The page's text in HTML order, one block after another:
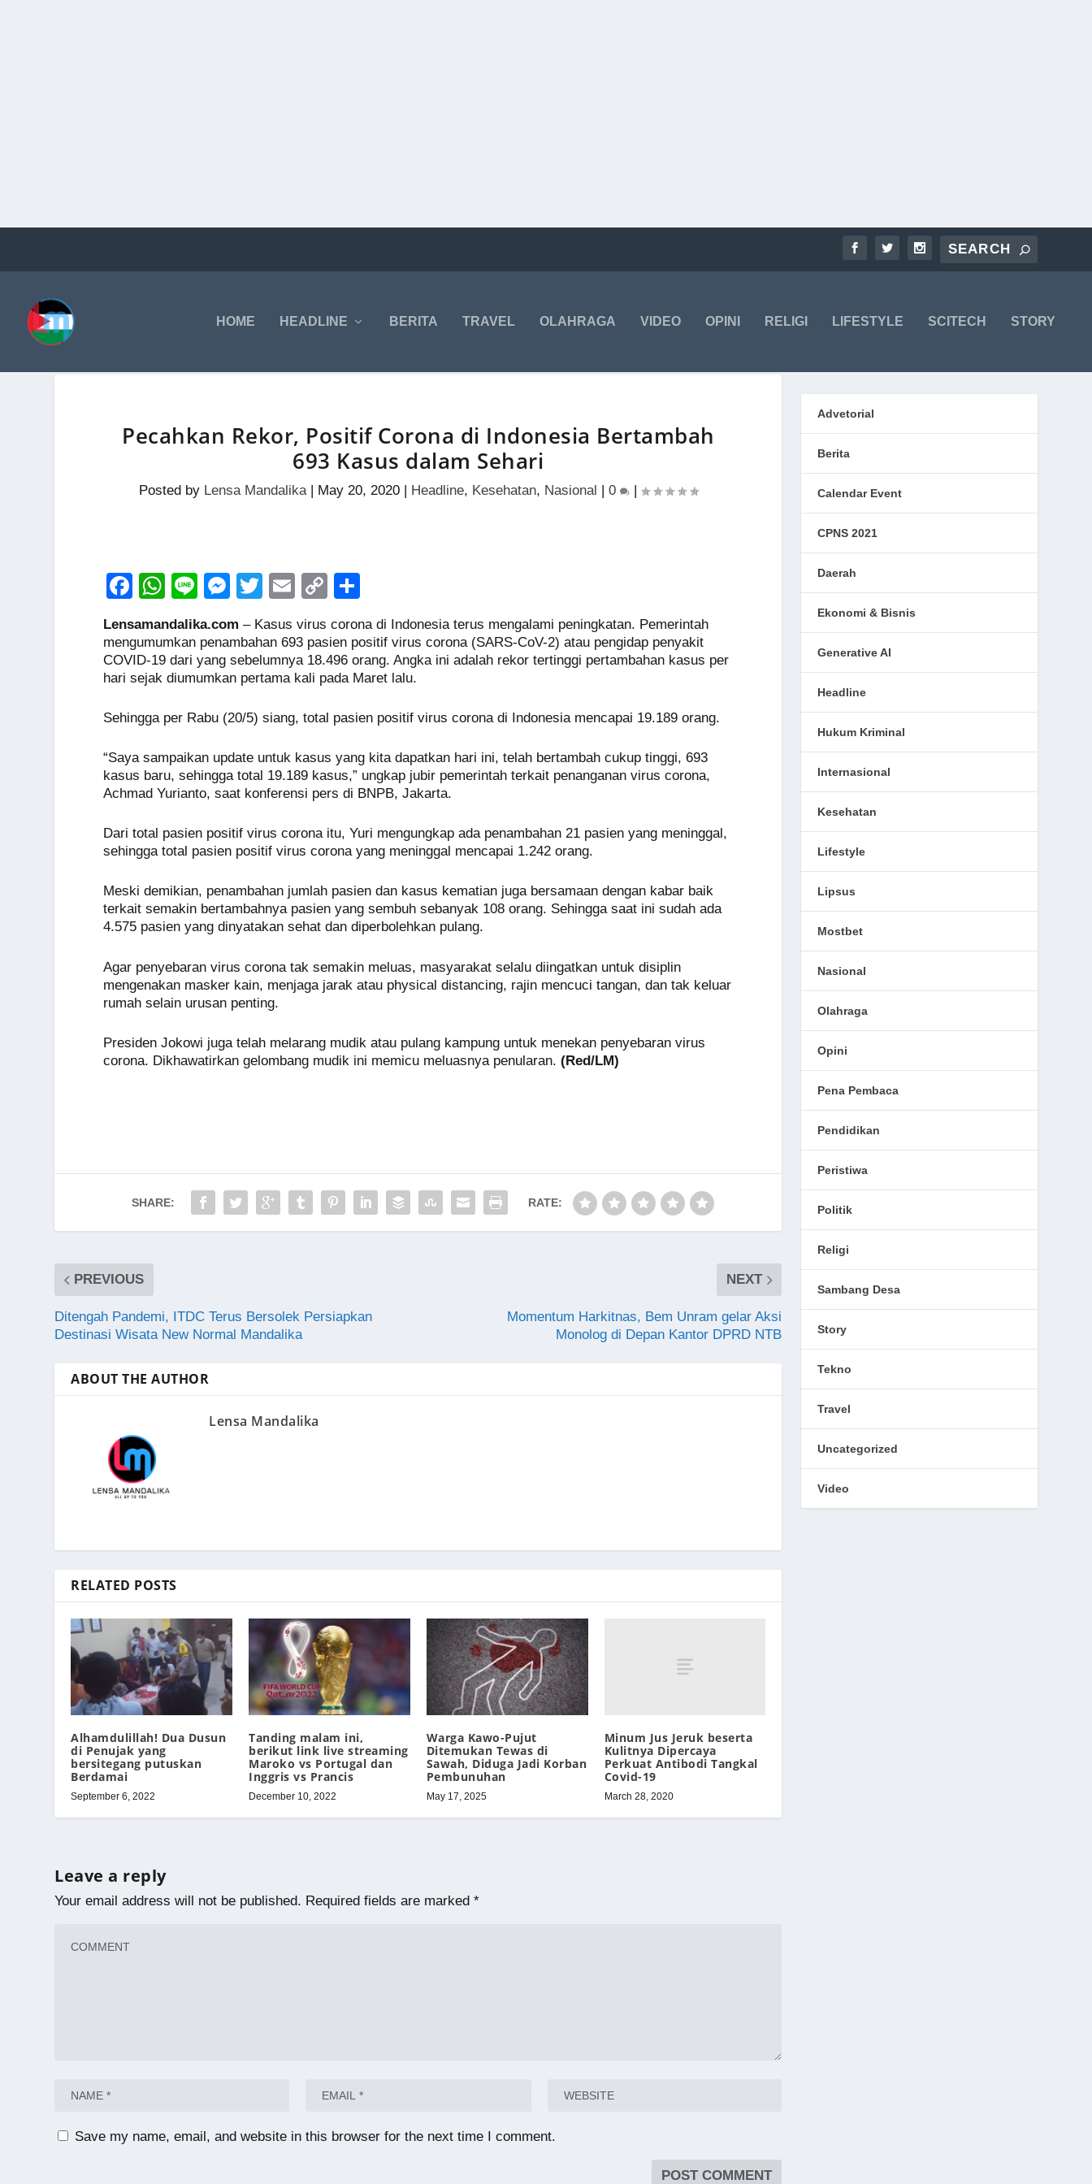
HOME HEADLINE BERITA TRAVEL OLAHRAGA VIDEO OPINI RELIGI LIFESTYLE SCITECH STORY
Pecahkan Rekor, Positif Corona di Indonesia Bertambah
693 Kasus dalam Sehari
Posted by Lensa Mandalika| May 20, 2020| Headline, Kesehatan, Nasional | 0 |
F
c
e
b
o
k
W
h
at
s
A
p
Li
e
M
ss
e
n
g
T
wi
tt
er
E
m
ail
C
p
y
Li
n
ar
e
Lensamandalika.com – Kasus virus corona di Indonesia terus mengalami peningkatan. Pemerintah
mengumumkan penambahan 693 pasien positif virus corona (SARS-CoV-2) atau pengidap penyakit
COVID-19 dari yang sebelumnya 18.496 orang. Angka ini adalah rekor tertinggi pertambahan kasus per
hari sejak diumumkan pertama kali pada Maret lalu.
Sehingga per Rabu (20/5) siang, total pasien positif virus corona di Indonesia mencapai 19.189 orang.
“Saya sampaikan update untuk kasus yang kita dapatkan hari ini, telah bertambah cukup tinggi, 693
kasus baru, sehingga total 19.189 kasus,” ungkap jubir pemerintah terkait penanganan virus corona,
Achmad Yurianto, saat konferensi pers di BNPB, Jakarta.
Dari total pasien positif virus corona itu, Yuri mengungkap ada penambahan 21 pasien yang meninggal,
sehingga total pasien positif virus corona yang meninggal mencapai 1.242 orang.
Meski demikian, penambahan jumlah pasien dan kasus kematian juga bersamaan dengan kabar baik
terkait semakin bertambahnya pasien yang sembuh sebanyak 108 orang. Sehingga saat ini sudah ada
4.575 pasien yang dinyatakan sehat dan diperbolehkan pulang.
Agar penyebaran virus corona tak semakin meluas, masyarakat selalu diingatkan untuk disiplin
mengenakan masker kain, menjaga jarak atau physical distancing, rajin mencuci tangan, dan tak keluar
rumah selain urusan penting.
Presiden Jokowi juga telah melarang mudik atau pulang kampung untuk menekan penyebaran virus
corona. Dikhawatirkan gelombang mudik ini memicu meluasnya penularan.(Red/LM)
SHARE: RATE:
PREVIOUS
Ditengah Pandemi, ITDC Terus Bersolek Persiapkan
Destinasi Wisata New Normal Mandalika
NEXT
Momentum Harkitnas, Bem Unram gelar Aksi
Monolog di Depan Kantor DPRD NTB
ABOUT THE AUTHOR
Lensa Mandalika
RELATED POSTS
Alhamdulillah! Dua Dusun
di Penujak yang
bersitegang putuskan
Berdamai
September 6, 2022
Tanding malam ini,
berikut link live streaming
Maroko vs Portugal dan
Inggris vs Prancis
December 10, 2022
Warga Kawo-Pujut
Ditemukan Tewas di
Sawah, Diduga Jadi Korban
Pembunuhan
May 17, 2025
Minum Jus Jeruk beserta
Kulitnya Dipercaya
Perkuat Antibodi Tangkal
Covid-19
March 28, 2020
Leave a reply
Your email address will not be published. Required fields are marked*
Save my name, email, and website in this browser for the next time I comment.
Advetorial
Berita
Calendar Event
CPNS 2021
Daerah
Ekonomi & Bisnis
Generative AI
Headline
Hukum Kriminal
Internasional
Kesehatan
Lifestyle
Lipsus
Mostbet
Nasional
Olahraga
Opini
Pena Pembaca
Pendidikan
Peristiwa
Politik
Religi
Sambang Desa
Story
Tekno
Travel
Uncategorized
Video